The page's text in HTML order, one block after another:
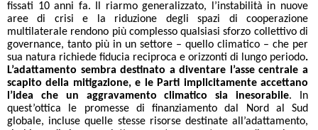
fissati 10 anni fa. Il riarmo generalizzato, l’instabilità in nuove
aree di crisi e la riduzione degli spazi di cooperazione
multilaterale rendono più complesso qualsiasi sforzo collettivo di
governance, tanto più in un settore – quello climatico – che per
sua natura richiede fiducia reciproca e orizzonti di lungo periodo.
L’adattamento sembra destinato a diventare l’asse centrale a
scapito della mitigazione, e le Parti implicitamente accettano
l’idea che un aggravamento climatico sia inesorabile. In
quest’ottica le promesse di finanziamento dal Nord al Sud
globale, incluse quelle stesse risorse destinate all’adattamento,